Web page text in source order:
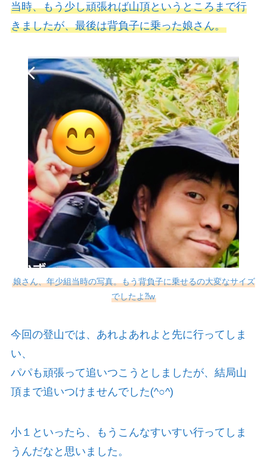
当時、もう少し頑張れば山頂というところまで行
きましたが、最後は背負子に乗った娘さん。
娘さん、年少組当時の写真。もう背負子に乗せるの大変なサイズ
でしたよ⁈w
今回の登山では、あれよあれよと先に行ってしま
い、
パパも頑張って追いつこうとしましたが、結局山
頂まで追いつけませんでした(^○^)
小１といったら、もうこんなすいすい行ってしま
うんだなと思いました。